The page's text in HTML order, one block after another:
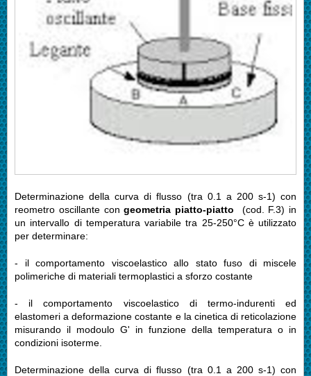
Determinazione della curva di flusso (tra 0.1 a 200 s-1) con
reometro oscillante congeometria piatto-piatto (cod. F.3) in
un intervallo di temperatura variabile tra 25-250°C è utilizzato
per determinare:
- il comportamento viscoelastico allo stato fuso di miscele
polimeriche di materiali termoplastici a sforzo costante
- il comportamento viscoelastico di termo-indurenti ed
elastomeri a deformazione costante e la cinetica di reticolazione
misurando il modoulo G' in funzione della temperatura o in
condizioni isoterme.
Determinazione della curva di flusso (tra 0.1 a 200 s-1) con